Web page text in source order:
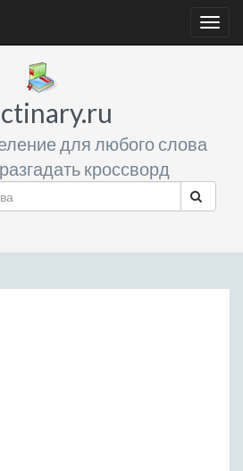
для любого слова
кроссворд